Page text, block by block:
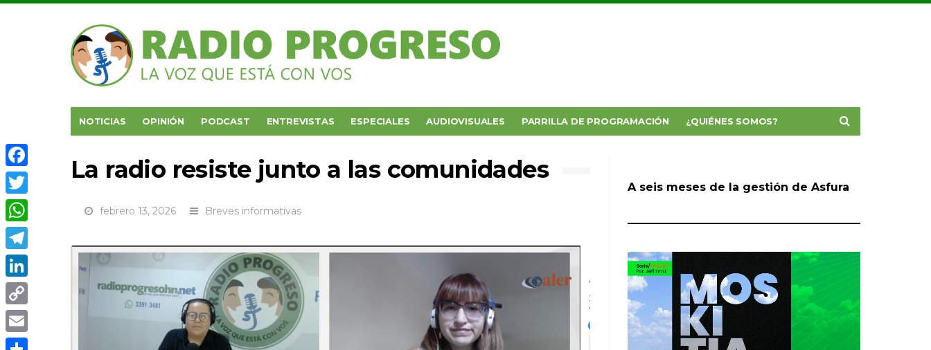
NOTICIAS OPINIÓN PODCAST ENTREVISTAS ESPECIALES AUDIOVISUALES PARRILLA DE PROGRAMACIÓN ¿QUIÉNES SOMOS?
La radio resiste junto a las comunidades
febrero 13, 2026 Breves informativas
A seis meses de la gestión de Asfura
Facebook
Twitter
WhatsApp
Telegram
LinkedIn
Copy
Link
Email